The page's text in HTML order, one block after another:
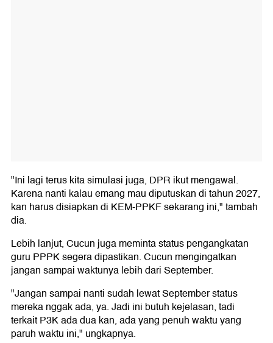
"Ini lagi terus kita simulasi juga, DPR ikut mengawal.
Karena nanti kalau emang mau diputuskan di tahun 2027,
kan harus disiapkan di KEM-PPKF sekarang ini," tambah
dia.
Lebih lanjut, Cucun juga meminta status pengangkatan
guru PPPK segera dipastikan. Cucun mengingatkan
jangan sampai waktunya lebih dari September.
"Jangan sampai nanti sudah lewat September status
mereka nggak ada, ya. Jadi ini butuh kejelasan, tadi
terkait P3K ada dua kan, ada yang penuh waktu yang
paruh waktu ini," ungkapnya.